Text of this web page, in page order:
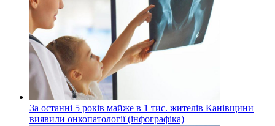
За останні 5 років майже в 1 тис. жителів Канівщини
виявили онкопатології (інфографіка)